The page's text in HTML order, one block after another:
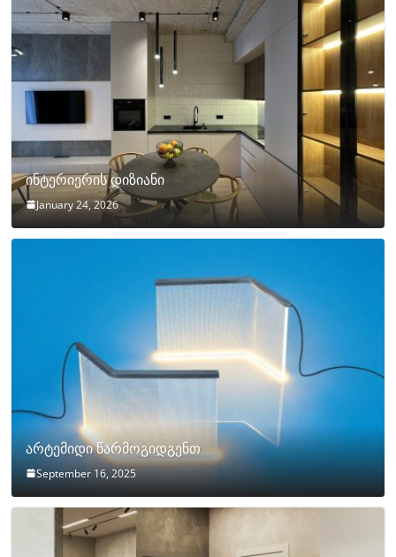
ინტერიერის დიზიანი
January 24, 2026
არტემიდი წარმოგიდგენთ
September 16, 2025